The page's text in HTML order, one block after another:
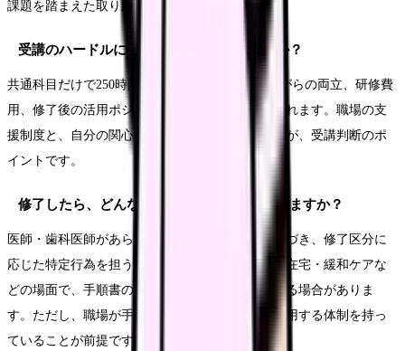
課題を踏まえた取り組みを求める内容です。
受講のハードルにはどんなものがありますか？
共通科目だけで250時間程度の学習時間、働きながらの両立、研修費
用、修了後の活用ポジションの不足などが挙げられます。職場の支
援制度と、自分の関心区分が実務ニーズと合うかが、受講判断のポ
イントです。
修了したら、どんなことができるようになりますか？
医師・歯科医師があらかじめ作成した手順書に基づき、修了区分に
応じた特定行為を担う場合があります。急性期・在宅・緩和ケアな
どの場面で、手順書の範囲内で担える役割が広がる場合がありま
す。ただし、職場が手順書を整え、組織として活用する体制を持っ
ていることが前提です。